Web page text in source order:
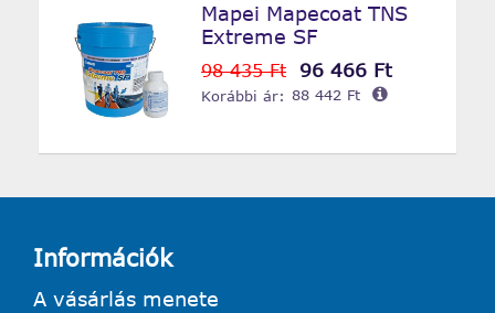
Mapei Mapecoat TNS
Extreme SF
98 435 Ft 96 466 Ft
Korábbi ár: 88 442 Ft
Információk
A vásárlás menete